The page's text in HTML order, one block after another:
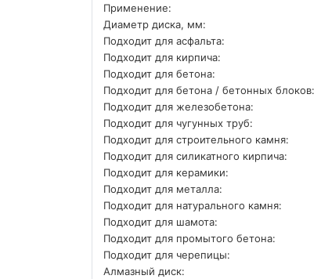
Применение:
Диаметр диска, мм:
Подходит для асфальта:
Подходит для кирпича:
Подходит для бетона:
Подходит для бетона / бетонных блоков:
Подходит для железобетона:
Подходит для чугунных труб:
Подходит для строительного камня:
Подходит для силикатного кирпича:
Подходит для керамики:
Подходит для металла:
Подходит для натурального камня:
Подходит для шамота:
Подходит для промытого бетона:
Подходит для черепицы:
Алмазный диск: